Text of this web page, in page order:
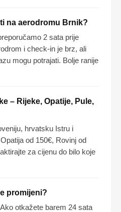
na aerodromu Brnik?
2 sata prije
i check-in je brz, ali
mogu potrajati. Bolje ranije
– Rijeke, Opatije, Pule,
hrvatsku Istru i
od 150€, Rovinj od
za cijenu do bilo koje
promijeni?
otkažete barem 24 sata